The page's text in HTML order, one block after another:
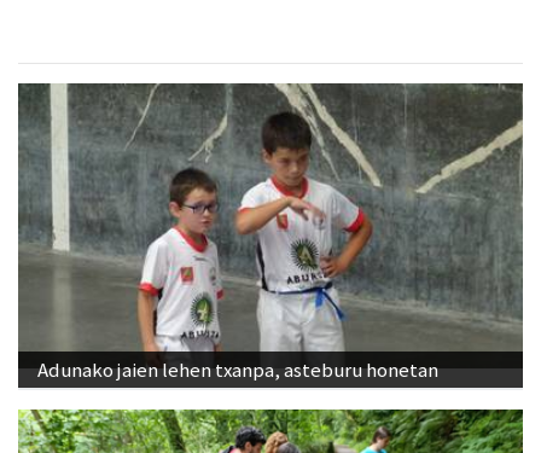
Adunako jaien lehen txanpa, asteburu honetan